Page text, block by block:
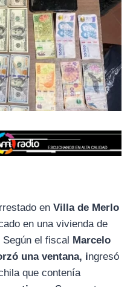
en Villa de Merlo
en una vivienda de
el fiscal Marcelo
una ventana, ingresó
que contenía